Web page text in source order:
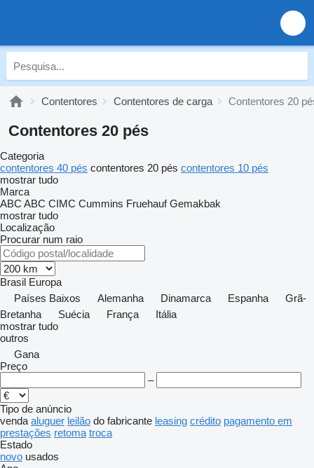
Contentores Contentores de carga Contentores 20
Contentores 20 pés
Categoria
contentores 40 pés contentores 20 pés contentores 10 pés
mostrar tudo
Marca
ABC ABC CIMC Cummins Fruehauf Gemakbak
mostrar tudo
Localização
Procurar num raio
Brasil Europa
Países Baixos
Alemanha Dinamarca Espanha
Grã-
Bretanha
Suécia França
Itália
mostrar tudo
outros
Gana
Preço
–
Tipo de anúncio
venda aluguer leilão do fabricante leasing crédito pagamento em
prestações retoma troca
Estado
novo usados